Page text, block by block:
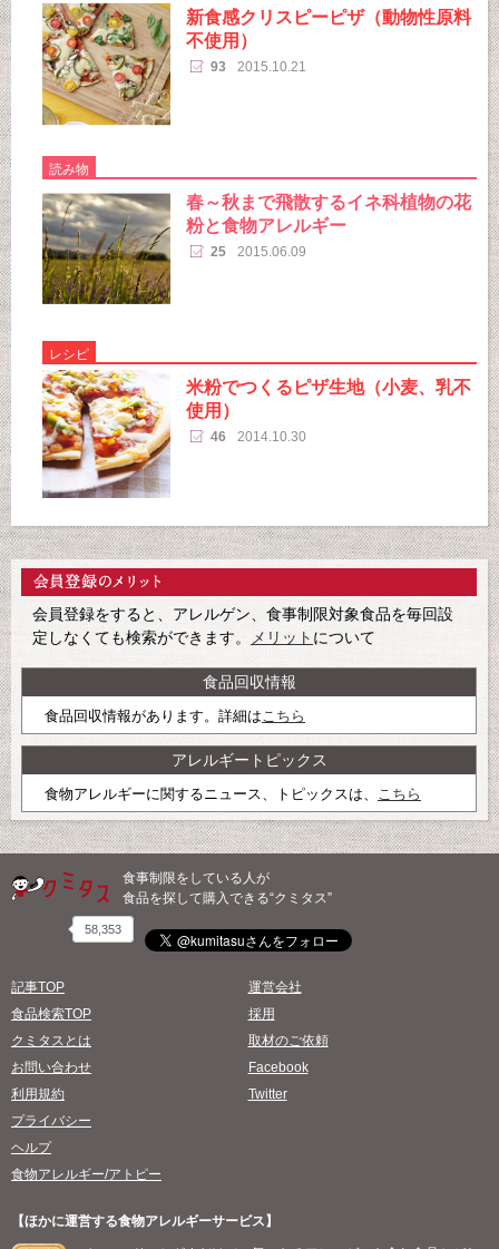
新食感クリスピーピザ（動物性原料
不使用）
93 2015.10.21
読み物
春～秋まで飛散するイネ科植物の花
粉と食物アレルギー
25 2015.06.09
レシピ
米粉でつくるピザ生地（小麦、乳不
使用）
46 2014.10.30
会員登録をすると、アレルゲン、食事制限対象食品を毎回設
定しなくても検索ができます。
メリット について
食品回収情報
食品回収情報があります。詳細は こちら
アレルギートピックス
食物アレルギーに関するニュース、トピックスは、 こちら
食事制限をしている人が
食品を探して購入できる“クミタス”
58,353
記事TOP
食品検索TOP
クミタスとは
お問い合わせ
利用規約
プライバシー
ヘルプ
食物アレルギー/アトピー
運営会社
採用
取材のご依頼
Facebook
Twitter
【ほかに運営する食物アレルギーサービス】